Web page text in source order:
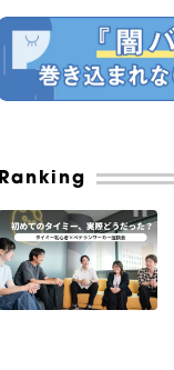
Ranking